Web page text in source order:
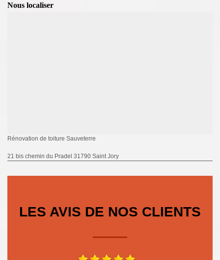
Nous localiser
Rénovation de toiture Sauveterre
21 bis chemin du Pradel 31790 Saint Jory
LES AVIS DE NOS CLIENTS